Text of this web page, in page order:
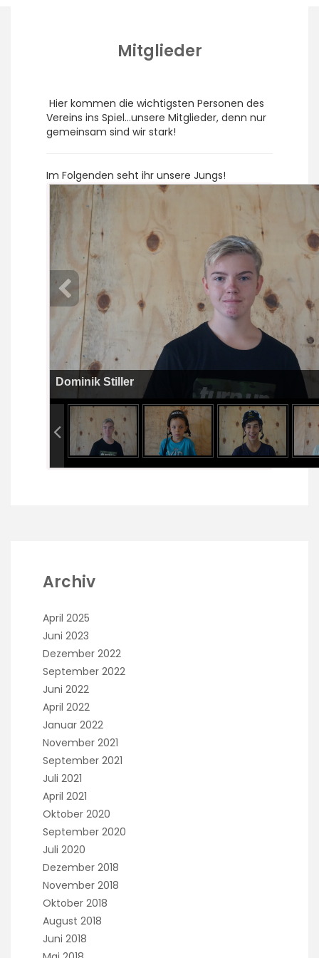
Mitglieder
Hier kommen die wichtigsten Personen des
Vereins ins Spiel…unsere Mitglieder, denn nur
gemeinsam sind wir stark!
Im Folgenden seht ihr unsere Jungs!
Dominik Stiller
Archiv
April 2025
Juni 2023
Dezember 2022
September 2022
Juni 2022
April 2022
Januar 2022
November 2021
September 2021
Juli 2021
April 2021
Oktober 2020
September 2020
Juli 2020
Dezember 2018
November 2018
Oktober 2018
August 2018
Juni 2018